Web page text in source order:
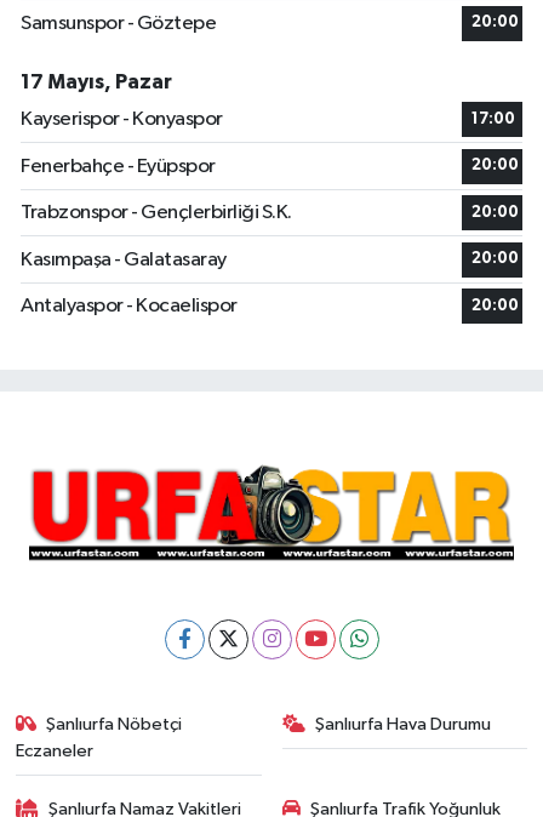
Samsunspor - Göztepe 20:00
17 Mayıs, Pazar
Kayserispor - Konyaspor
17:00
Fenerbahçe - Eyüpspor 20:00
Trabzonspor - Gençlerbirliği S.K. 20:00
Kasımpaşa - Galatasaray 20:00
Antalyaspor - Kocaelispor 20:00
Şanlıurfa Nöbetçi
Eczaneler
Şanlıurfa Hava Durumu
Şanlıurfa Namaz Vakitleri Şanlıurfa Trafik Yoğunluk